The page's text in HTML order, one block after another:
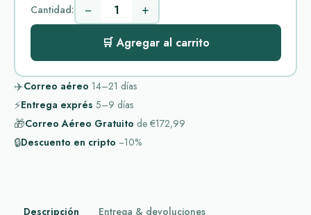
Cantidad: − +
🛒 Agregar al carrito
✈️Correo aéreo 14–21 días
⚡Entrega exprés 5–9 días
🎁Correo Aéreo Gratuito de €172,99
🔒Descuento en cripto −10%
Descripción Entrega & devoluciones